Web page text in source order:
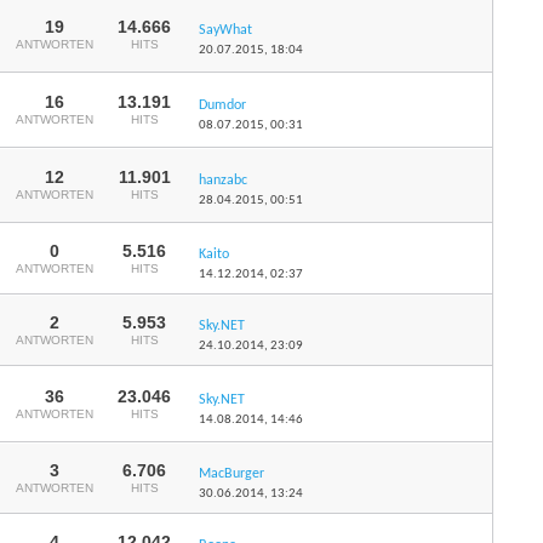
19
ANTWORTEN
14.666
HITS
SayWhat
20.07.2015, 18:04
16
ANTWORTEN
13.191
HITS
Dumdor
08.07.2015,00:31
12
ANTWORTEN
11.901
HITS
hanzabc
28.04.2015,00:51
0
ANTWORTEN
5.516
HITS
Kaito
14.12.2014,02:37
2
ANTWORTEN
5.953
HITS
Sky.NET
24.10.2014,23:09
36
ANTWORTEN
23.046
HITS
Sky.NET
14.08.2014, 14:46
3
ANTWORTEN
6.706
HITS
MacBurger
30.06.2014, 13:24